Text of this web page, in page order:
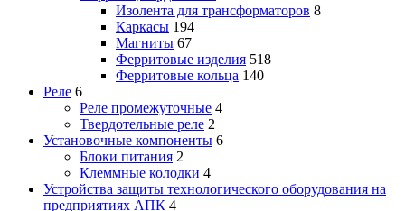
Изолента для трансформаторов 8
Каркасы 194
Магниты 67
Ферритовые изделия 518
Ферритовые кольца 140
Реле 6
Реле промежуточные 4
Твердотельные реле 2
Установочные компоненты 6
Блоки питания 2
Клеммные колодки 4
Устройства защиты технологического оборудования на
предприятиях АПК 4